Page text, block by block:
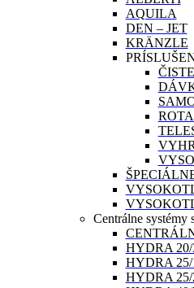
AQUILA
DEN – JET
KRÄNZLE
Centrálne systémy
HYDRA 20/
HYDRA 25/
HYDRA 25/